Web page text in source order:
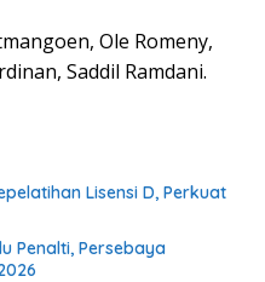
Ole Romeny,
Saddil Ramdani.
Lisensi D, Perkuat
Penalti, Persebaya